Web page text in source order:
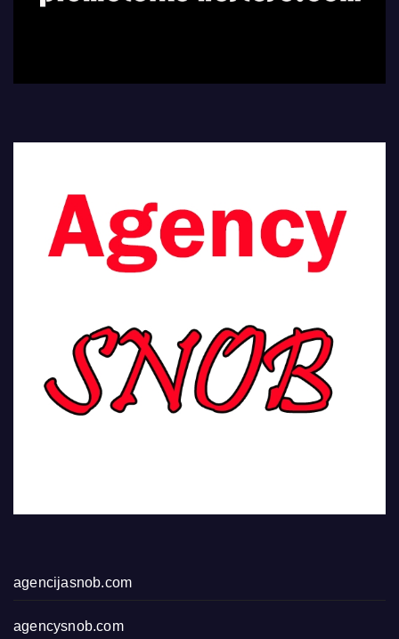
agencijasnob.com
agencysnob.com